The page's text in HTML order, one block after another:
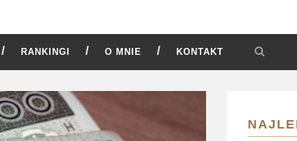
RANKINGI O MNIE KONTAKT